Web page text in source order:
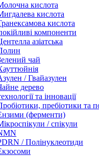
кислота
кислота
кислота
компоненти
азіатська
чай
/ Гвайазулен
дерево
та інновації
пребіотики та
(ферменти)
/ спікули
/ Полінуклеотиди